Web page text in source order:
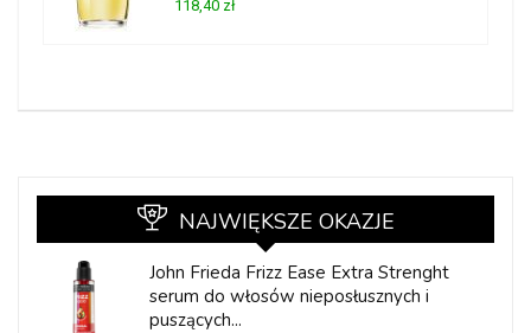
118,40 zł
NAJWIĘKSZE OKAZJE
John Frieda Frizz Ease Extra Strenght
serum do włosów nieposłusznych i
puszących...